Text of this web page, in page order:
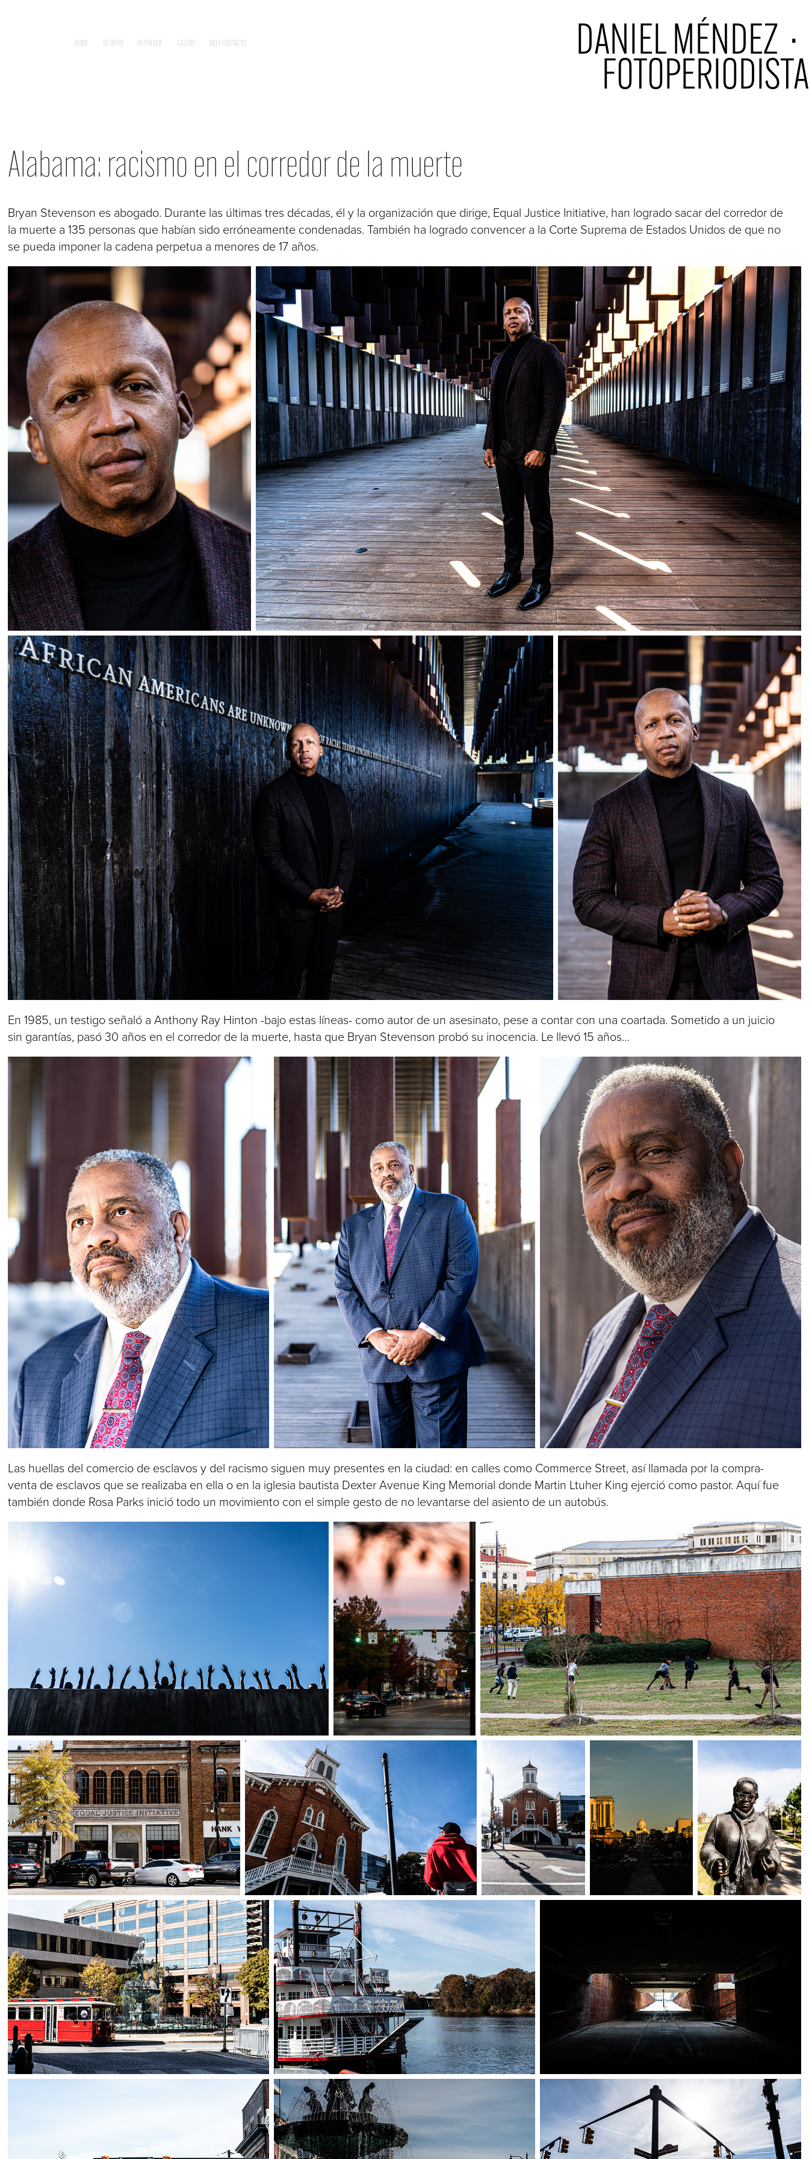
FOTOPERIODISTA
HOME RETRATO REPORTAJE GASTRO BIO Y CONTACTO
Alabama: racismo en el corredor de la muerte
Bryan Stevenson es abogado. Durante las últimas tres décadas, él y la organización que dirige, Equal Justice Initiative, han logrado sacar del corredor de
la muerte a 135 personas que habían sido erróneamente condenadas. También ha logrado convencer a la Corte Suprema de Estados Unidos de que no
se pueda imponer la cadena perpetua a menores de 17 años.
En 1985, un testigo señaló a Anthony Ray Hinton -bajo estas líneas- como autor de un asesinato, pese a contar con una coartada. Sometido a un juicio
sin garantías, pasó 30 años en el corredor de la muerte, hasta que Bryan Stevenson probó su inocencia. Le llevó 15 años…
Las huellas del comercio de esclavos y del racismo siguen muy presentes en la ciudad: en calles como Commerce Street, así llamada por la compra-
venta de esclavos que se realizaba en ella o en la iglesia bautista Dexter Avenue King Memorial donde Martin Ltuher King ejerció como pastor. Aquí fue
también donde Rosa Parks inició todo un movimiento con el simple gesto de no levantarse del asiento de un autobús.